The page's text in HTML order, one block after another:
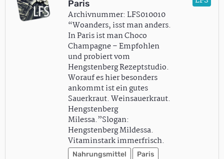
Paris
Archivnummer: LFS010010
“Woanders, isst man anders.
In Paris ist man Choco
Champagne – Empfohlen
und probiert vom
Hengstenberg Rezeptstudio.
Worauf es hier besonders
ankommt ist ein gutes
Sauerkraut. Weinsauerkraut.
Hengstenberg
Milessa.”Slogan:
Hengstenberg Mildessa.
Vitaminstark immerfrisch.
Nahrungsmittel
Paris